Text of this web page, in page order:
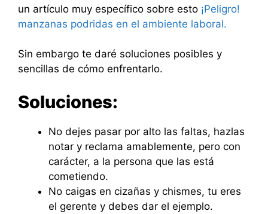
un artículo muy específico sobre esto ¡Peligro!
manzanas podridas en el ambiente laboral.
Sin embargo te daré soluciones posibles y
sencillas de cómo enfrentarlo.
Soluciones:
No dejes pasar por alto las faltas, hazlas
notar y reclama amablemente, pero con
carácter, a la persona que las está
cometiendo.
No caigas en cizañas y chismes, tu eres
el gerente y debes dar el ejemplo.